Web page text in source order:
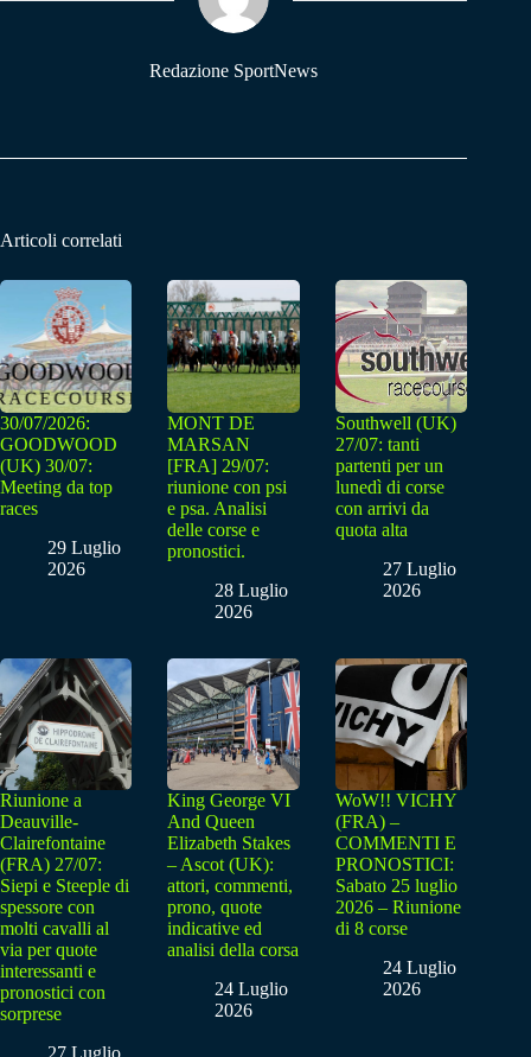
Redazione SportNews
Articoli correlati
30/07/2026:
GOODWOOD
(UK) 30/07:
Meeting da top
races
29 Luglio
2026
MONT DE
MARSAN
[FRA] 29/07:
riunione con psi
e psa. Analisi
delle corse e
pronostici.
28 Luglio
2026
Southwell (UK)
27/07: tanti
partenti per un
lunedì di corse
con arrivi da
quota alta
27 Luglio
2026
Riunione a
Deauville-
Clairefontaine
(FRA) 27/07:
Siepi e Steeple di
spessore con
molti cavalli al
via per quote
interessanti e
pronostici con
sorprese
27 Luglio
King George VI
And Queen
Elizabeth Stakes
– Ascot (UK):
attori, commenti,
prono, quote
indicative ed
analisi della corsa
24 Luglio
2026
WoW!! VICHY
(FRA) –
COMMENTI E
PRONOSTICI:
Sabato 25 luglio
2026 – Riunione
di 8 corse
24 Luglio
2026